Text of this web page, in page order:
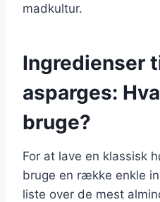
madkultur.
Ingredienser
asparges:
bruge?
For at lave en klassisk
bruge en række enkle
liste over de mest